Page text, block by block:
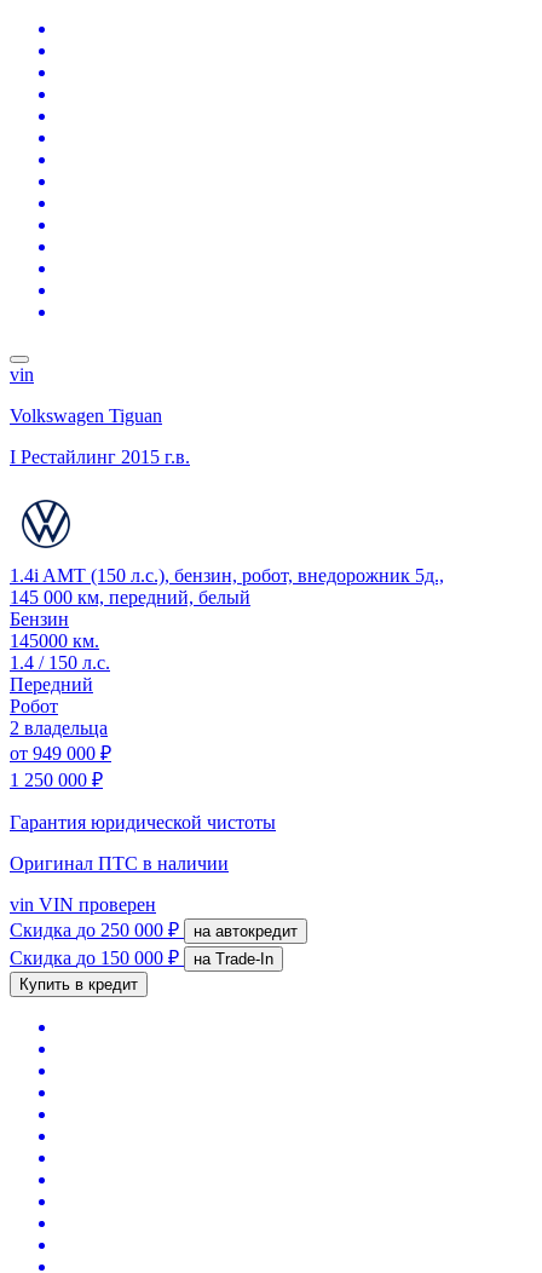
vin
Volkswagen Tiguan
I Рестайлинг 2015 г.в.
1.4i AMT (150 л.с.), бензин, робот, внедорожник 5д.,
145 000 км, передний, белый
Бензин
145000 км.
1.4 / 150 л.с.
Передний
Робот
2 владельца
от 949 000 ₽
1 250 000 ₽
Гарантия юридической чистоты
Оригинал ПТС в наличии
vin VIN проверен
Скидка до 250 000 ₽ на автокредит
Скидка до 150 000 ₽
на Trade-In
Купить в кредит